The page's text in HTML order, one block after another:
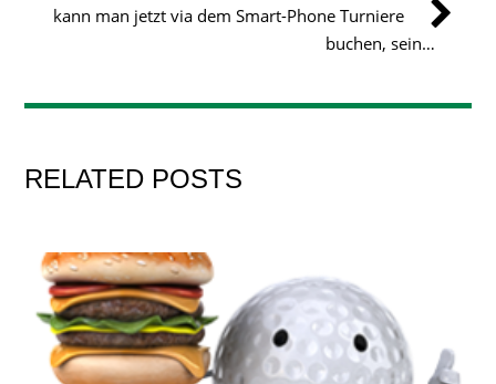
kann man jetzt via dem Smart-Phone Turniere
buchen, sein…
RELATED POSTS